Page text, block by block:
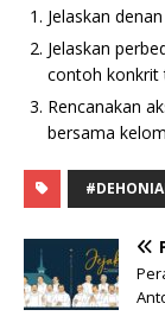
Jelaskan
Jelaskan
contoh konkrit
Rencanakan
bersama